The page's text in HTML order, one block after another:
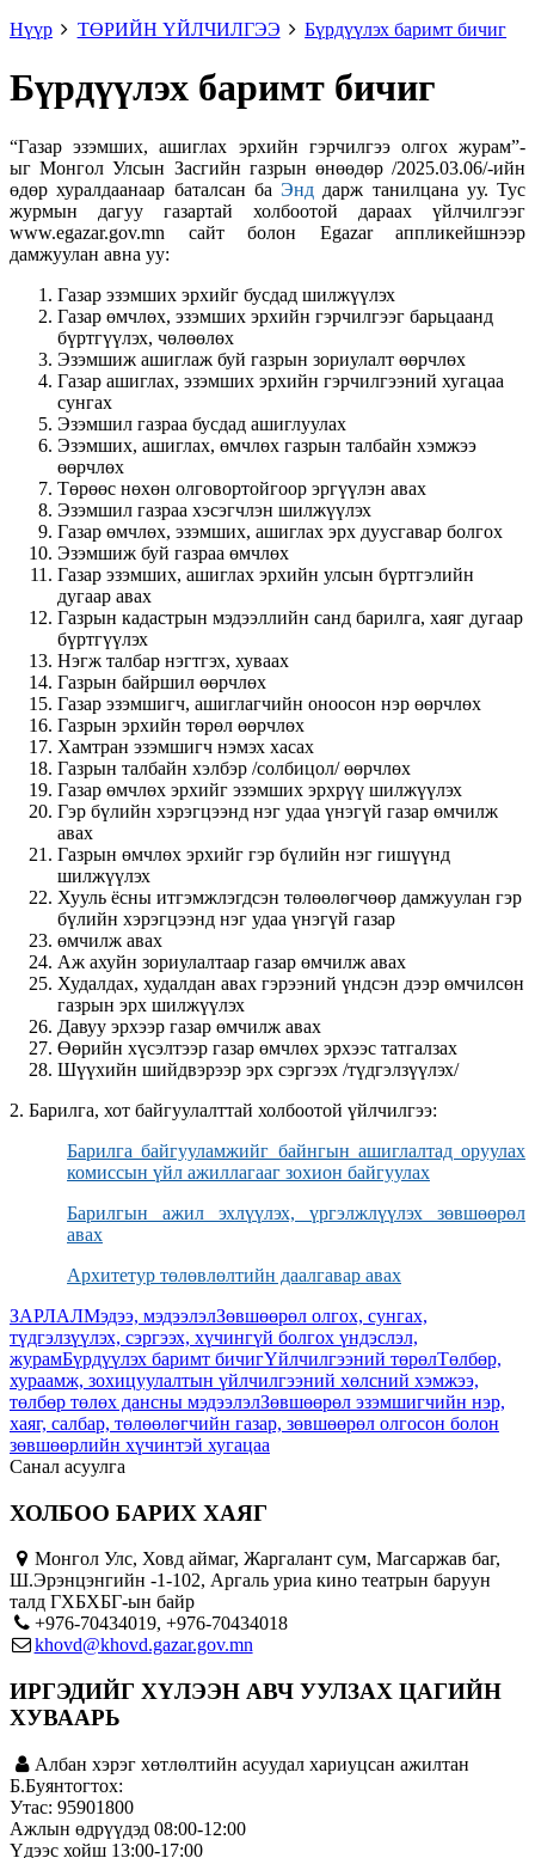
Нүүр
ТӨРИЙН ҮЙЛЧИЛГЭЭ Бүрдүүлэх баримт бичиг
Бүрдүүлэх баримт бичиг
“Газар эзэмших, ашиглах эрхийн гэрчилгээ олгох журам”-
ыг Монгол Улсын Засгийн газрын өнөөдөр /2025.03.06/-ийн
өдөр хуралдаанаар баталсан ба Энд дарж танилцана уу. Тус
журмын дагуу газартай холбоотой дараах үйлчилгээг
www.egazar.gov.mn сайт болон Egazar аппликейшнээр
дамжуулан авна уу:
Газар эзэмших эрхийг бусдад шилжүүлэх
Газар өмчлөх, эзэмших эрхийн гэрчилгээг барьцаанд
бүртгүүлэх, чөлөөлөх
Эзэмшиж ашиглаж буй газрын зориулалт өөрчлөх
Газар ашиглах, эзэмших эрхийн гэрчилгээний хугацаа
сунгах
Эзэмшил газраа бусдад ашиглуулах
Эзэмших, ашиглах, өмчлөх газрын талбайн хэмжээ
өөрчлөх
Төрөөс нөхөн олговортойгоор эргүүлэн авах
Эзэмшил газраа хэсэгчлэн шилжүүлэх
Газар өмчлөх, эзэмших, ашиглах эрх дуусгавар болгох
Эзэмшиж буй газраа өмчлөх
Газар эзэмших, ашиглах эрхийн улсын бүртгэлийн
дугаар авах
Газрын кадастрын мэдээллийн санд барилга, хаяг дугаар
бүртгүүлэх
Нэгж талбар нэгтгэх, хуваах
Газрын байршил өөрчлөх
Газар эзэмшигч, ашиглагчийн оноосон нэр өөрчлөх
Газрын эрхийн төрөл өөрчлөх
Хамтран эзэмшигч нэмэх хасах
Газрын талбайн хэлбэр /солбицол/ өөрчлөх
Газар өмчлөх эрхийг эзэмших эрхрүү шилжүүлэх
Гэр бүлийн хэрэгцээнд нэг удаа үнэгүй газар өмчилж
авах
Газрын өмчлөх эрхийг гэр бүлийн нэг гишүүнд
шилжүүлэх
Хууль ёсны итгэмжлэгдсэн төлөөлөгчөөр дамжуулан гэр
бүлийн хэрэгцээнд нэг удаа үнэгүй газар
өмчилж авах
Аж ахуйн зориулалтаар газар өмчилж авах
Худалдах, худалдан авах гэрээний үндсэн дээр өмчилсөн
газрын эрх шилжүүлэх
Давуу эрхээр газар өмчилж авах
Өөрийн хүсэлтээр газар өмчлөх эрхээс татгалзах
Шүүхийн шийдвэрээр эрх сэргээх /түдгэлзүүлэх/
2. Барилга, хот байгуулалттай холбоотой үйлчилгээ:
Барилга байгууламжийг байнгын ашиглалтад оруулах
комиссын үйл ажиллагааг зохион байгуулах
Барилгын ажил эхлүүлэх, үргэлжлүүлэх зөвшөөрөл
авах
Архитетур төлөвлөлтийн даалгавар авах
ЗАРЛАЛМэдээ, мэдээлэлЗөвшөөрөл олгох, сунгах,
түдгэлзүүлэх, сэргээх, хүчингүй болгох үндэслэл,
журамБүрдүүлэх баримт бичигҮйлчилгээний төрөлТөлбөр,
хураамж, зохицуулалтын үйлчилгээний хөлсний хэмжээ,
төлбөр төлөх дансны мэдээлэлЗөвшөөрөл эзэмшигчийн нэр,
хаяг, салбар, төлөөлөгчийн газар, зөвшөөрөл олгосон болон
зөвшөөрлийн хүчинтэй хугацаа
Санал асуулга
ХОЛБОО БАРИХ ХАЯГ
Монгол Улс, Ховд аймаг, Жаргалант сум, Магсаржав баг,
Ш.Эрэнцэнгийн -1-102, Аргаль уриа кино театрын баруун
талд ГХБХБГ-ын байр
+976-70434019, +976-70434018
khovd@khovd.gazar.gov.mn
ИРГЭДИЙГ ХҮЛЭЭН АВЧ УУЛЗАХ ЦАГИЙН
ХУВААРЬ
Албан хэрэг хөтлөлтийн асуудал хариуцсан ажилтан
Б.Буянтогтох:
Утас: 95901800
Ажлын өдрүүдэд 08:00-12:00
Үдээс хойш 13:00-17:00